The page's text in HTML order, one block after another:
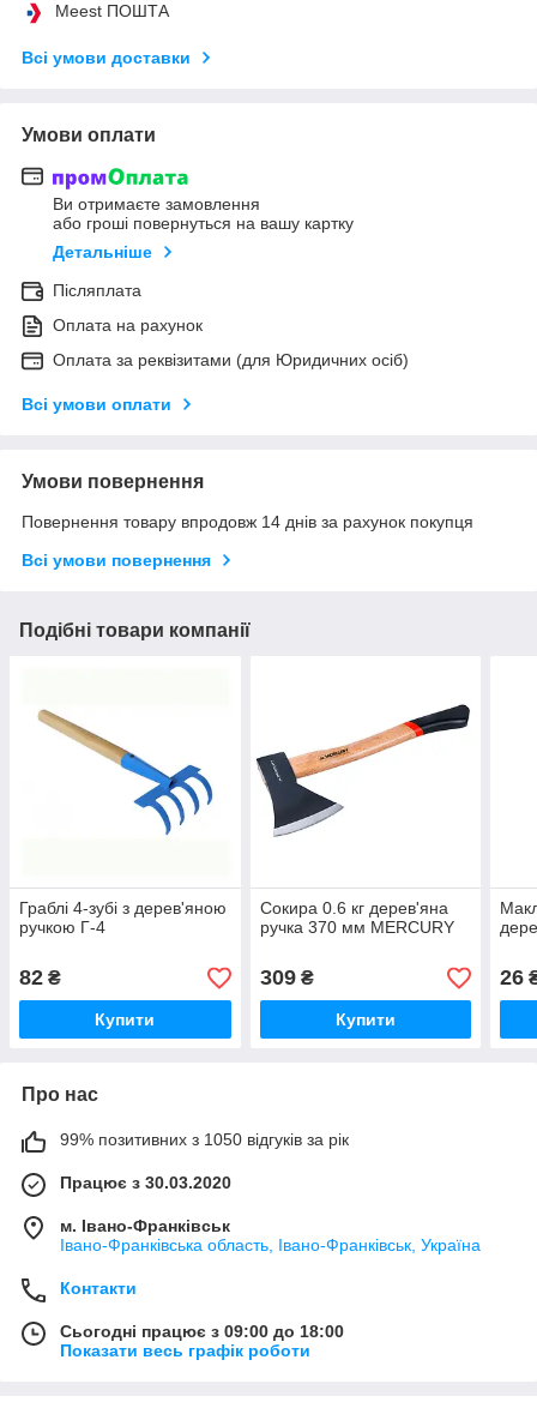
Meest ПОШТА
Всі умови доставки
Умови оплати
Ви отримаєте замовлення
або гроші повернуться на вашу картку
Детальніше
Післяплата
Оплата на рахунок
Оплата за реквізитами (для Юридичних осіб)
Всі умови оплати
Умови повернення
Повернення товару впродовж 14 днів за рахунок покупця
Всі умови повернення
Подібні товари компанії
Граблі 4-зубі з дерев'яною
ручкою Г-4
82 ₴
Купити
Сокира 0.6 кг дерев'яна
ручка 370 мм MERCURY
309₴
Купити
26
Про нас
99% позитивних з 1050 відгуків за рік
Працює з 30.03.2020
м. Івано-Франківськ
Івано-Франківська область, Івано-Франківськ, Україна
Контакти
Сьогодні працює з 09:00 до 18:00
Показати весь графік роботи